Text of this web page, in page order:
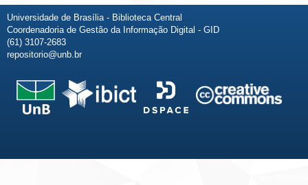
Universidade de Brasília - Biblioteca Central
Coordenadoria de Gestão da Informação Digital - GID
(61) 3107-2683
repositorio@unb.br